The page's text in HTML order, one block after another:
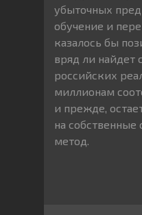
убыточных
обучение и
казалось бы
вряд ли найдет
российских
миллионам
и прежде,
на
метод.